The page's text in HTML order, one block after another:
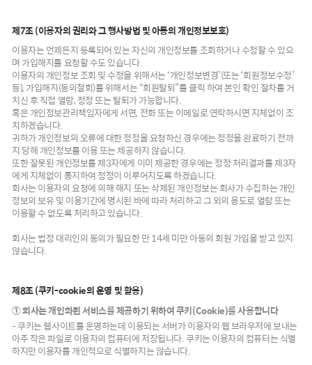
제7조 (이용자의 권리와 그 행사방법 및 아동의 개인정보보호)
이용자는 언제든지 등록되어 있는 자신의 개인정보를 조회하거나 수정할 수 있으
며 가입해지를 요청할 수도 있습니다.
이용자의 개인정보 조회 및 수정을 위해서는 ‘개인정보변경’(또는 ‘회원정보수정’
등), 가입해지(동의철회)를 위해서는 “회원탈퇴”를 클릭 하여 본인 확인 절차를 거
치신 후 직접 열람, 정정 또는 탈퇴가 가능합니다.
혹은 개인정보관리책임자에게 서면, 전화 또는 이메일로 연락하시면 지체없이 조
치하겠습니다.
귀하가 개인정보의 오류에 대한 정정을 요청하신 경우에는 정정을 완료하기 전까
지 당해 개인정보를 이용 또는 제공하지 않습니다.
또한 잘못된 개인정보를 제3자에게 이미 제공한 경우에는 정정 처리결과를 제3자
에게 지체없이 통지하여 정정이 이루어지도록 하겠습니다.
회사는 이용자의 요청에 의해 해지 또는 삭제된 개인정보는 회사가 수집하는 개인
정보의 보유 및 이용기간에 명시된 바에 따라 처리하고 그 외의 용도로 열람 또는
이용할 수 없도록 처리하고 있습니다.
회사는 법정 대리인의 동의가 필요한 만 14세 미만 아동의 회원 가입을 받고 있지
않습니다.
제8조 (쿠키-cookie의 운영 및 활용)
① 회사는 개인화된 서비스를 제공하기 위하여 쿠키(Cookie)를 사용합니다
- 쿠키는 웹사이트를 운영하는데 이용되는 서버가 이용자의 웹 브라우저에 보내는
아주 작은 파일로 이용자의 컴퓨터에 저장됩니다. 쿠키는 이용자의 컴퓨터는 식별
하지만 이용자를 개인적으로 식별하지는 않습니다.